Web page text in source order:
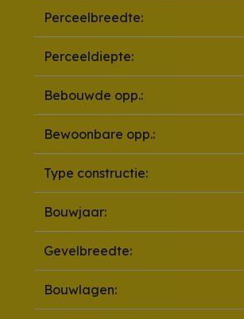
Perceelbreedte:
Perceeldiepte:
Bebouwde opp.:
Bewoonbare opp.:
Type constructie:
Bouwjaar:
Gevelbreedte:
Bouwlagen: